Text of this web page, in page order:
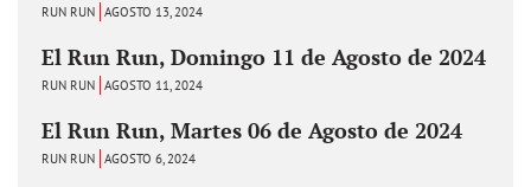
RUN RUN AGOSTO 13, 2024
El Run Run, Domingo 11 de Agosto de 2024
RUN RUN AGOSTO 11, 2024
El Run Run, Martes 06 de Agosto de 2024
RUN RUN AGOSTO 6, 2024